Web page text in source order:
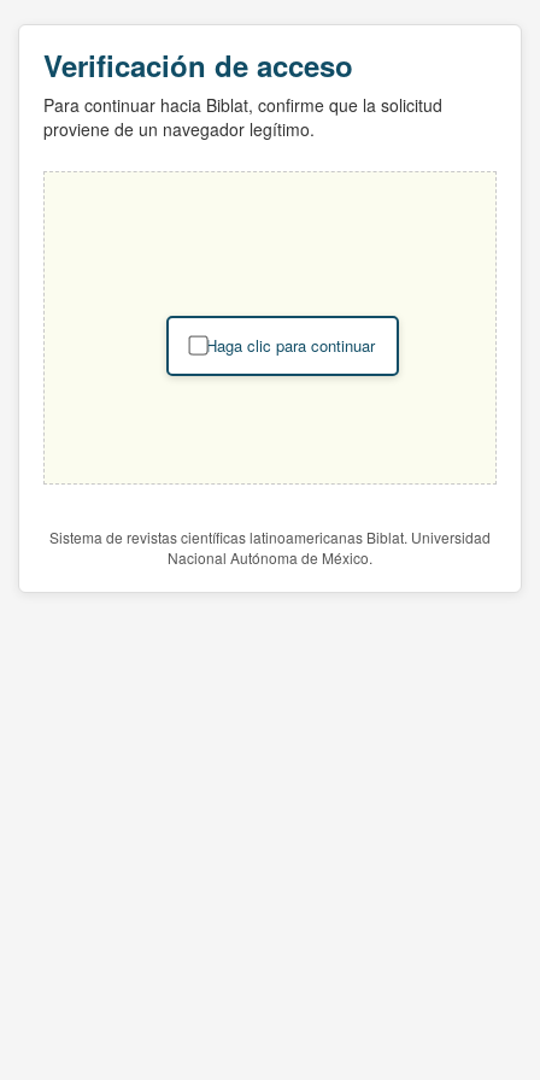
Verificación de acceso
Para continuar hacia Biblat, confirme que la solicitud
proviene de un navegador legítimo.
Haga clic para continuar
Sistema de revistas científicas latinoamericanas Biblat. Universidad
Nacional Autónoma de México.